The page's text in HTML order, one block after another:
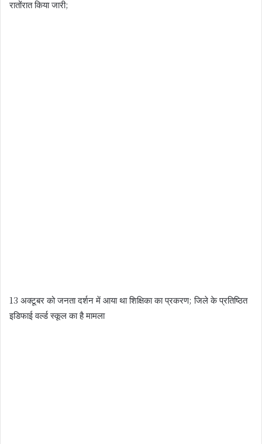
रातोंरात किया जारी;
13 अक्टूबर को जनता दर्शन में आया था शिक्षिका का प्रकरण; जिले के प्रतिष्ठित
इडिफाई वर्ल्ड स्कूल का है मामला